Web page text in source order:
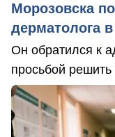
Морозовска
дерматолога
Он обратился к
просьбой